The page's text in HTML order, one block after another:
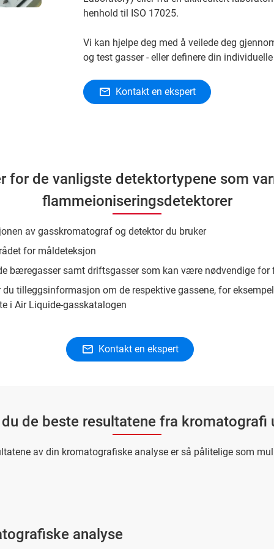
henhold til ISO 17025.
Vi kan hjelpe deg med å veilede deg
og test gasser - eller definere din
Kontakt en ekspert
for de vanligste detektortypene som
flammeioniseringsdetektorer
av gasskromatograf og detektor du bruker
for måldeteksjon
bæregasser samt driftsgasser som kan være nødvendige for
tilleggsinformasjon om de respektive gassene, for
i Air Liquide-gasskatalogen
Kontakt en ekspert
de beste resultatene fra kromatografi
av din kromatografiske analyse er så pålitelige som
analyse